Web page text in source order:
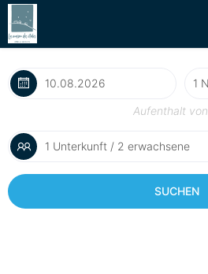
Aufenthalt von
1 Unterkunft / 2 erwachsene